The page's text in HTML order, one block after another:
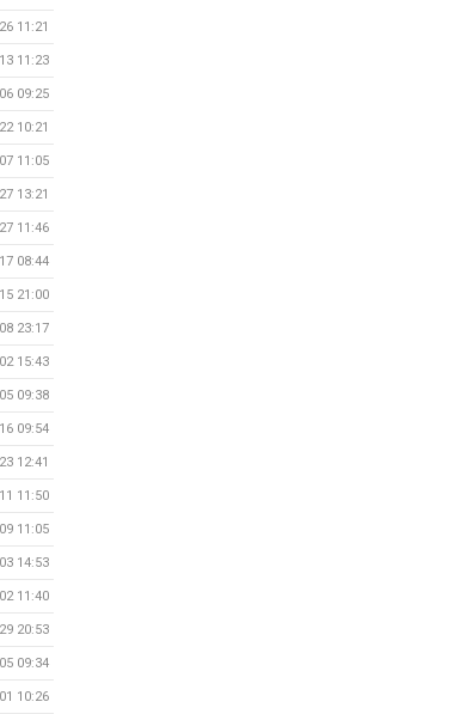
11:21
11:23
09:25
10:21
11:05
13:21
11:46
08:44
21:00
23:17
15:43
09:38
09:54
12:41
11:50
11:05
14:53
11:40
20:53
09:34
10:26